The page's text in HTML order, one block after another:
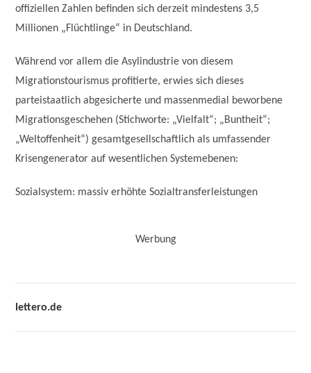
offiziellen Zahlen befinden sich derzeit mindestens 3,5
Millionen „Flüchtlinge“ in Deutschland.
Während vor allem die Asylindustrie von diesem
Migrationstourismus profitierte, erwies sich dieses
parteistaatlich abgesicherte und massenmedial beworbene
Migrationsgeschehen (Stichworte: „Vielfalt“; „Buntheit“;
„Weltoffenheit“) gesamtgesellschaftlich als umfassender
Krisengenerator auf wesentlichen Systemebenen:
Sozialsystem: massiv erhöhte Sozialtransferleistungen
Werbung
lettero.de